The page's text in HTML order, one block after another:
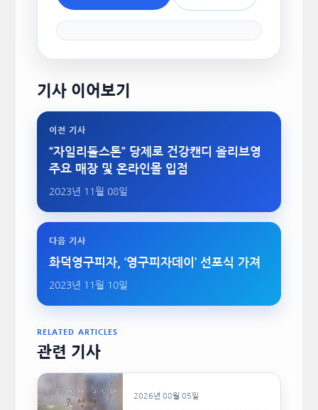
기사 이어보기
이전 기사
“자일리톨스톤” 당제로 건강캔디 올리브영
주요 매장 및 온라인몰 입점
2023년 11월 08일
다음 기사
화덕영구피자, ‘영구피자데이’ 선포식 가져
2023년 11월 10일
RELATED ARTICLES
관련 기사
2026년 08월 05일